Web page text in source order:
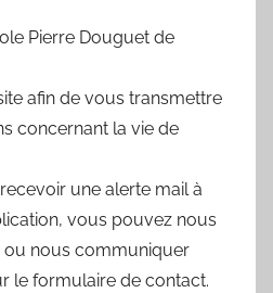
Pierre Douguet de
afin de vous transmettre
concernant la vie de
une alerte mail à
vous pouvez nous
nous communiquer
le formulaire de contact.